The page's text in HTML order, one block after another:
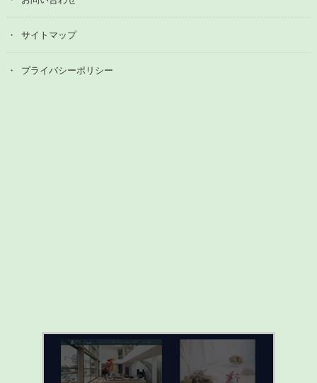
サイトマップ
プライバシーポリシー